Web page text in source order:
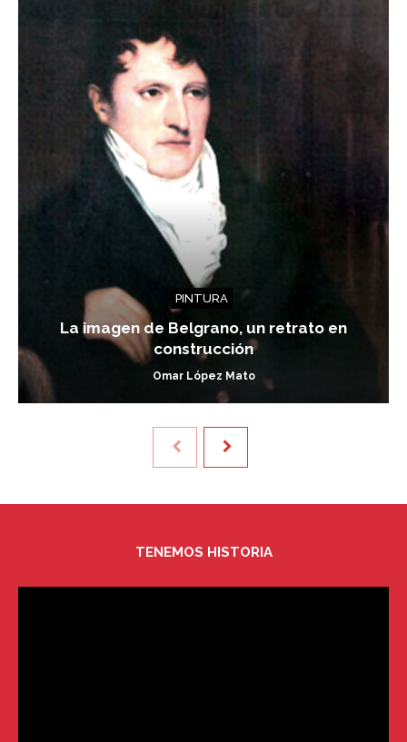
PINTURA
La imagen de Belgrano, un retrato en
construcción
Omar López Mato
TENEMOS HISTORIA